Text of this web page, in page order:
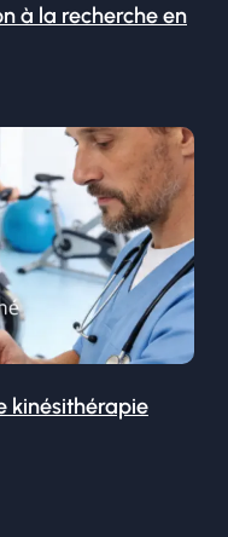
à la recherche en
kinésithérapie